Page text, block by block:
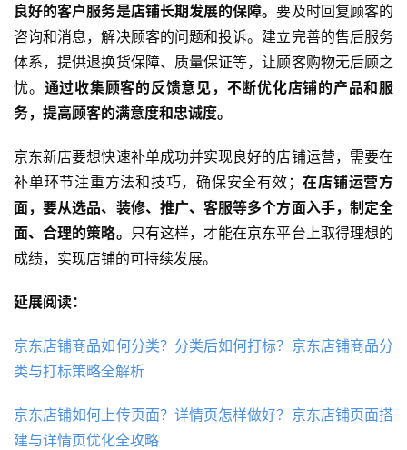
良好的客户服务是店铺长期发展的保障。要及时回复顾客的
咨询和消息，解决顾客的问题和投诉。建立完善的售后服务
体系，提供退换货保障、质量保证等，让顾客购物无后顾之
忧。 通过收集顾客的反馈意见，不断优化店铺的产品和服
务，提高顾客的满意度和忠诚度。
京东新店要想快速补单成功并实现良好的店铺运营，需要在
补单环节注重方法和技巧，确保安全有效； 在店铺运营方
面，要从选品、装修、推广、客服等多个方面入手，制定全
面、合理的策略。 只有这样，才能在京东平台上取得理想的
成绩，实现店铺的可持续发展。
延展阅读：
京东店铺商品如何分类？分类后如何打标？京东店铺商品分
类与打标策略全解析
京东店铺如何上传页面？详情页怎样做好？京东店铺页面搭
建与详情页优化全攻略